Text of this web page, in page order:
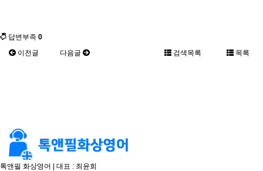
답변부족 0
이전글
다음글 검색목록 목록
톡앤필 화상영어 | 대표 : 최윤희